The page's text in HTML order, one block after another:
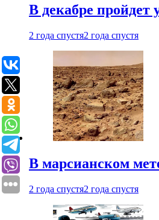
В декабре пройдет
2 года спустя2 года спустя
В марсианском
2 года спустя2 года спустя